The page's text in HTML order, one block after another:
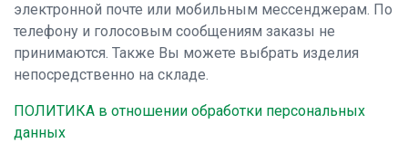
электронной почте или мобильным мессенджерам. По
телефону и голосовым сообщениям заказы не
принимаются. Также Вы можете выбрать изделия
непосредственно на складе.
ПОЛИТИКА в отношении обработки персональных
данных